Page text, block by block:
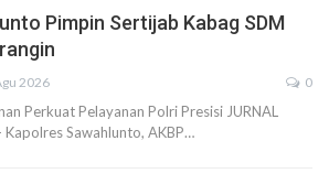
Pimpin Sertijab Kabag SDM
2026 0
Perkuat Pelayanan Polri Presisi JURNAL
Sawahlunto, AKBP…